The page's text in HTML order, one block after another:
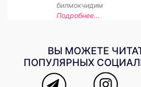
билмокчидим
Подробнее...
ВЫ МОЖЕТЕ
ПОПУЛЯРНЫХ